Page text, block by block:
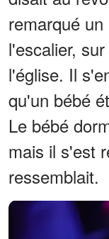
remarqué
l'escalier,
l'église. Il
qu'un bébé
Le bébé
mais il s'est
ressemblait.